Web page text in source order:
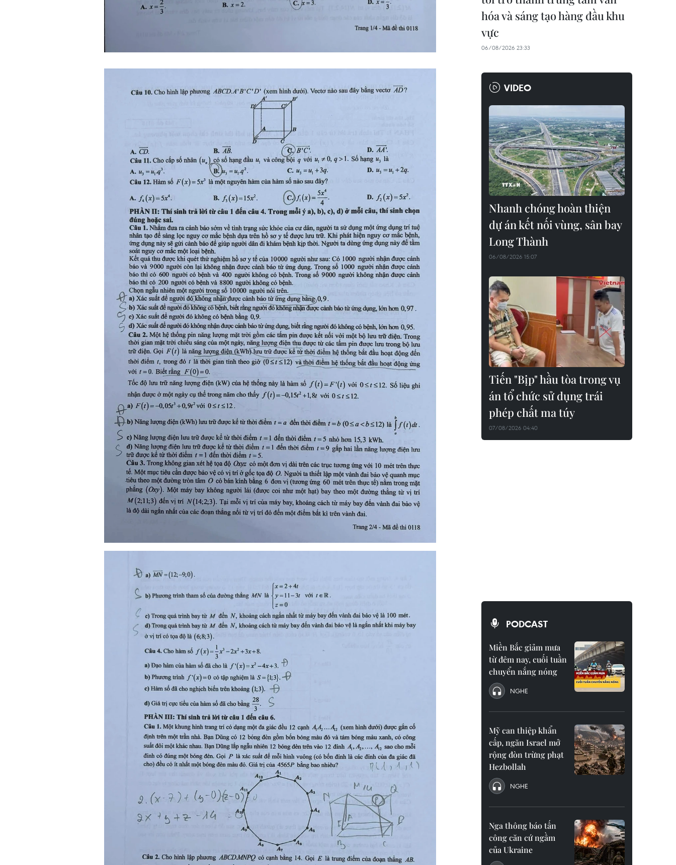
hóa và sáng tạo hàng đầu khu
vực
06/08/2026 23:33
VIDEO
Nhanh chóng hoàn thiện
dự án kết nối vùng, sân bay
Long Thành
06/08/2026 15:07
Tiến "Bịp" hầu tòa trong vụ
án tổ chức sử dụng trái
phép chất ma túy
07/08/2026 04:40
PODCAST
Miền Bắc giảm mưa
từ đêm nay, cuối tuần
chuyển nắng nóng
NGHE
Mỹ can thiệp khẩn
cấp, ngăn Israel mở
rộng đòn trừng phạt
Hezbollah
NGHE
Nga thông báo tấn
công căn cứ ngầm
của Ukraine